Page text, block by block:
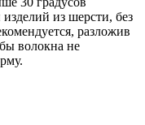
из шерсти, без
разложив
волокна не